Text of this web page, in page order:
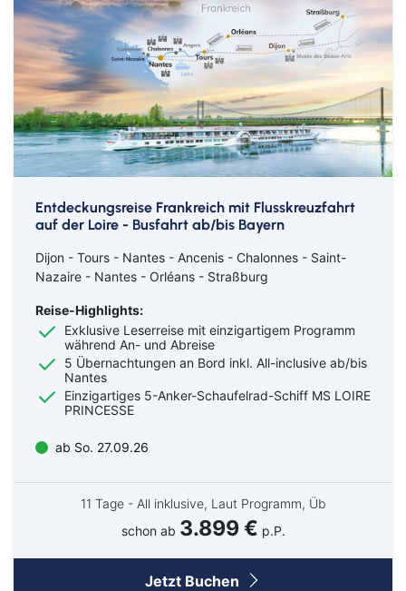
Entdeckungsreise Frankreich mit Flusskreuzfahrt
auf der Loire - Busfahrt ab/bis Bayern
Dijon - Tours - Nantes - Ancenis - Chalonnes - Saint-
Nazaire - Nantes - Orléans - Straßburg
Reise-Highlights:
Exklusive Leserreise mit einzigartigem Programm
während An- und Abreise
5 Übernachtungen an Bord inkl. All-inclusive ab/bis
Nantes
Einzigartiges 5-Anker-Schaufelrad-Schiff MS LOIRE
PRINCESSE
ab So. 27.09.26
11 Tage - All inklusive, Laut Programm, Üb
schon ab 3.899 € p.P.
Jetzt Buchen